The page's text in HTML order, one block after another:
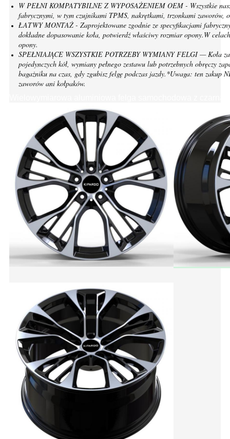
W PEŁNI KOMPATYBILNE Z WYPOSAŻENIEM OEM - Wszystkie
fabrycznymi, w tym czujnikami TPMS, nakrętkami, trzonkami zaworów,
ŁATWY MONTAŻ - Zaprojektowane zgodnie ze specyfikacjami
dokładne dopasowanie koła, potwierdź właściwy rozmiar opony.W
opony.
SPEŁNIAJĄCE WSZYSTKIE POTRZEBY WYMIANY FELGI — Koła
pojedynczych kół, wymiany pełnego zestawu lub potrzebnych obręczy
bagażniku na czas, gdy zgubisz felgę podczas jazdy.*Uwaga: ten
zaworów ani kołpaków.